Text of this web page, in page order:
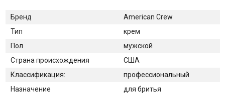
Бренд
American Crew
Тип
крем
Пол
мужской
Страна происхождения
США
Классификация:
профессиональный
Назначение
для бритья